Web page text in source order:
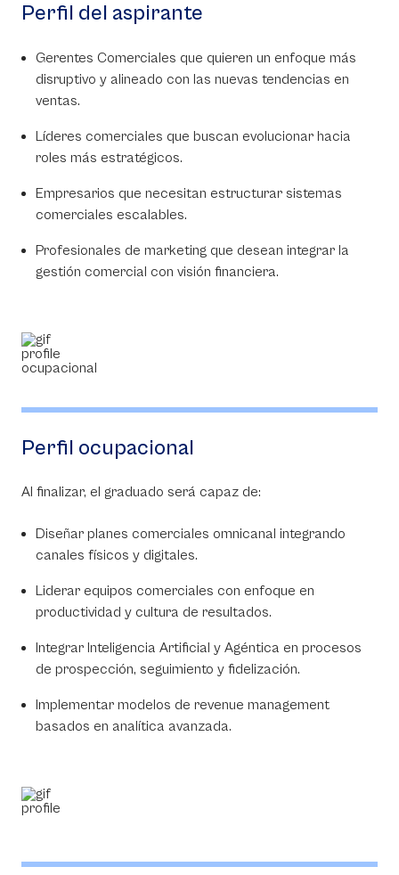
Perfil del aspirante
Gerentes Comerciales que quieren un enfoque más
disruptivo y alineado con las nuevas tendencias en
ventas.
Líderes comerciales que buscan evolucionar hacia
roles más estratégicos.
Empresarios que necesitan estructurar sistemas
comerciales escalables.
Profesionales de marketing que desean integrar la
gestión comercial con visión financiera.
Perfil ocupacional
Al finalizar, el graduado será capaz de:
Diseñar planes comerciales omnicanal integrando
canales físicos y digitales.
Liderar equipos comerciales con enfoque en
productividad y cultura de resultados.
Integrar Inteligencia Artificial y Agéntica en procesos
de prospección, seguimiento y fidelización.
Implementar modelos de revenue management
basados en analítica avanzada.